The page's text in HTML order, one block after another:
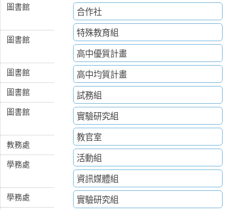
圖書館
圖書館
圖書館
圖書館
圖書館
教務處
學務處
學務處
合作社
特殊教育組
高中優質計畫
高中均質計畫
試務組
實驗研究組
教官室
活動組
資訊媒體組
實驗研究組